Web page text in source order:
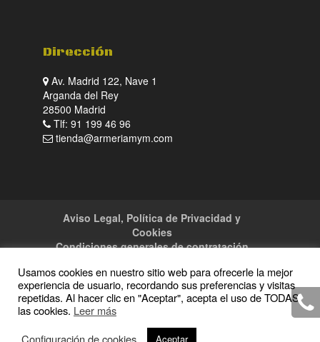
Dirección
Av. Madrid 122, Nave 1
Arganda del Rey
28500 Madrid
Tlf: 91 199 46 96
tienda@armeriamym.com
Aviso Legal, Política de Privacidad y
Cookies
Condiciones generales de contratación
Copyright · 2016 Armeria M y M · Todos los
Usamos cookies en nuestro sitio web para ofrecerle la mejor
experiencia de usuario, recordando sus preferencias y visitas
repetidas. Al hacer clic en "Aceptar", acepta el uso de TODAS
las cookies. Leer más
Configuración de cookies
Aceptar